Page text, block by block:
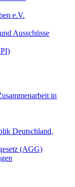
e.V.
Ausschüsse
in
Deutschland,
(AGG)